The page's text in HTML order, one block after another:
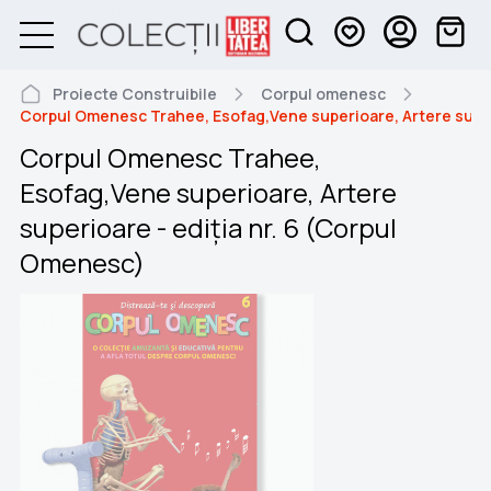
Proiecte Construibile
Corpul omenesc
Corpul Omenesc Trahee, Esofag,Vene superioare, Artere
Corpul Omenesc Trahee,
Esofag,Vene superioare, Artere
superioare - ediția nr. 6 (Corpul
Omenesc)